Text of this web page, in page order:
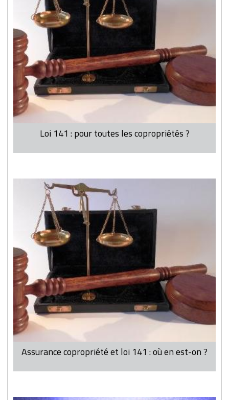
Loi 141 : pour toutes les copropriétés ?
Assurance copropriété et loi 141 : où en est-on ?